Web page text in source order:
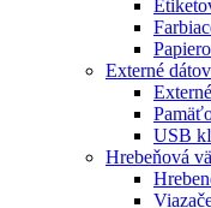
Externé
USB
Hrebeňová